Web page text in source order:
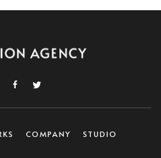
COMPANY STUDIO